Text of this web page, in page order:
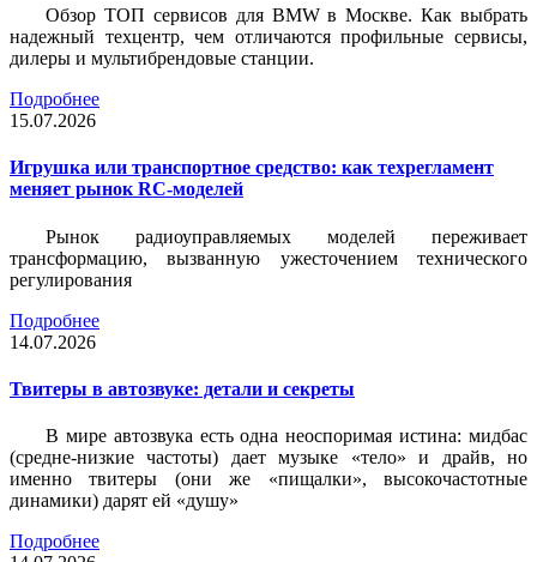
Обзор ТОП сервисов для BMW в Москве. Как выбрать
надежный техцентр, чем отличаются профильные сервисы,
дилеры и мультибрендовые станции.
Подробнее
15.07.2026
Игрушка или транспортное средство: как техрегламент
меняет рынок RC-моделей
Рынок радиоуправляемых моделей переживает
трансформацию, вызванную ужесточением технического
регулирования
Подробнее
14.07.2026
Твитеры в автозвуке: детали и секреты
В мире автозвука есть одна неоспоримая истина: мидбас
(средне-низкие частоты) дает музыке «тело» и драйв, но
именно твитеры (они же «пищалки», высокочастотные
динамики) дарят ей «душу»
Подробнее